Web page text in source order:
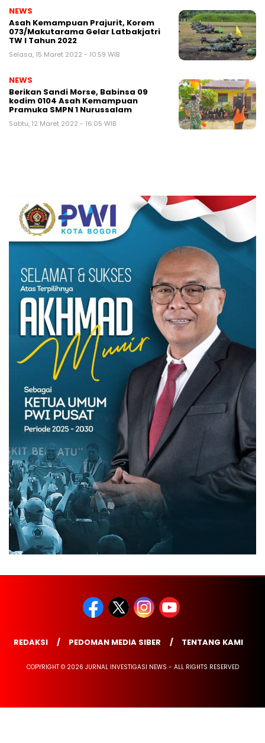
NEWS
Asah Kemampuan Prajurit, Korem
073/Makutarama Gelar Latbakjatri
TW I Tahun 2022
Selasa, 15 Maret 2022 - 10:59 WIB
NEWS
Berikan Sandi Morse, Babinsa 09
kodim 0104 Asah Kemampuan
Pramuka SMPN 1 Nurussalam
Sabtu, 12 Maret 2022 - 16:05 WIB
REDAKSI PEDOMAN MEDIA SIBER TENTANG KAMI
COPYRIGHT © 2026 JURNAL INVESTIGASI NEWS - ALL RIGHTS RESERVED